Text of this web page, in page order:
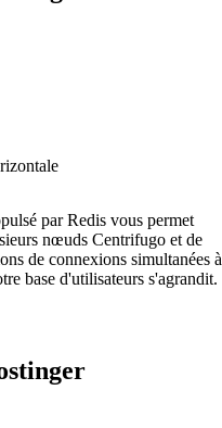
par Redis vous permet
nœuds Centrifugo et de
de connexions simultanées à
base d'utilisateurs s'agrandit.